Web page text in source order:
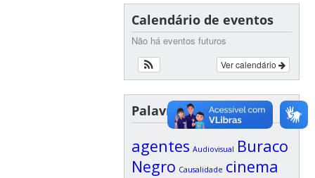
Calendário de eventos
Não há eventos futuros
Ver calendário
Palavras-chave
agentes Audiovisual Buraco
Negro Causalidade cinema